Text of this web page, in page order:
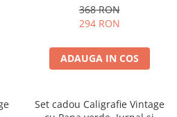
368 RON
294 RON
ADAUGA IN COS
Set cadou Caligrafie Vintage